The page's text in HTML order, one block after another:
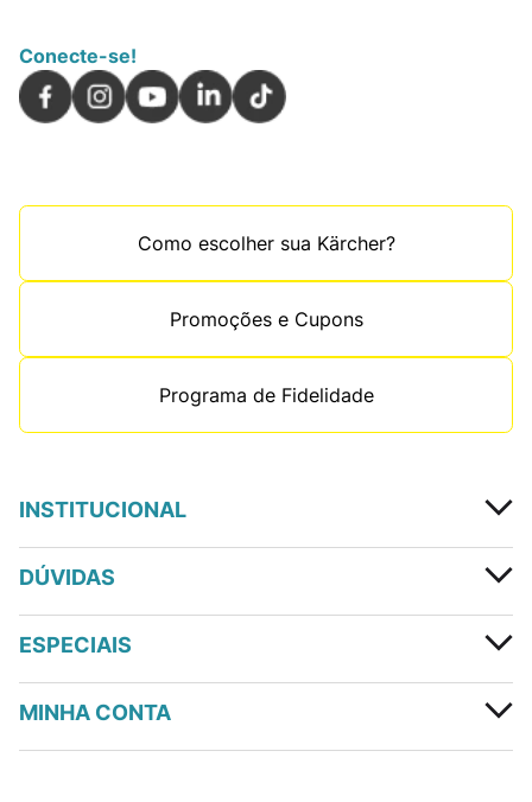
Conecte-se!
Como escolher sua Kärcher?
Promoções e Cupons
Programa de Fidelidade
INSTITUCIONAL
DÚVIDAS
ESPECIAIS
MINHA CONTA